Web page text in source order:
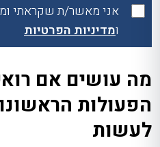
אני מאשר/ת שקראתי
ומדיניות הפרטיות
מה עושים אם
הפעולות
לעשות